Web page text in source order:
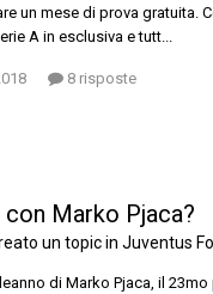
un mese di prova gratuita.
A in esclusiva e tutt...
8 risposte
Marko Pjaca?
un topic in Juventus
di Marko Pjaca, il